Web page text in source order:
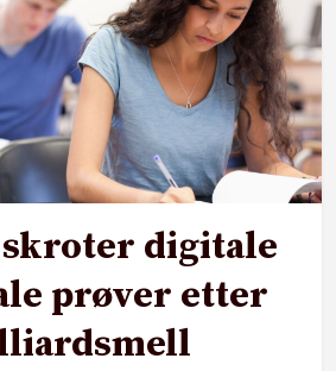
skroter digitale
prøver etter